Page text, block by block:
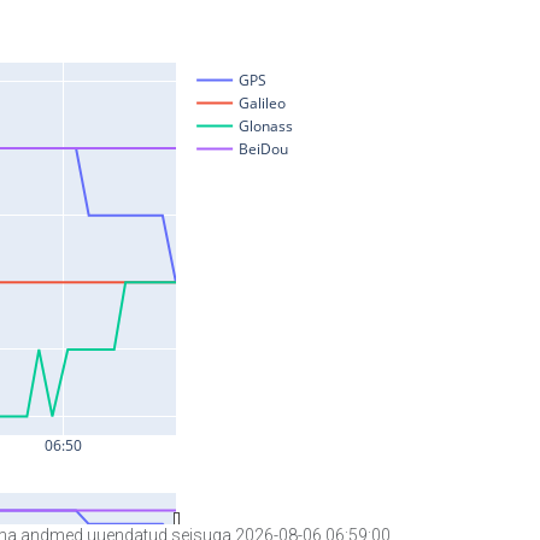
andmed uuendatud seisuga 2026-08-06 06:59:00